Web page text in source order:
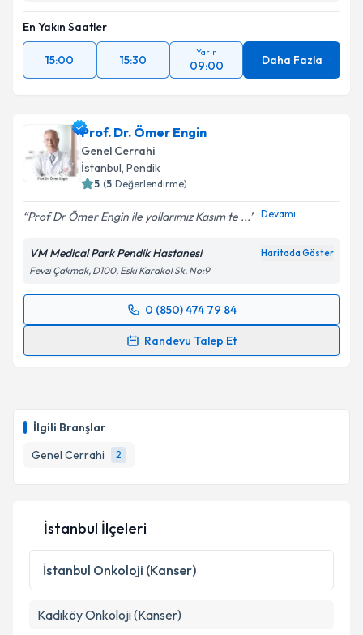
İlgili Branşlar
Genel Cerrahi
2
En Yakın Saatler
15:00 15:30
Yarın
09:00 Daha Fazla
Prof. Dr. Ömer Engin
Genel Cerrahi
İstanbul, Pendik
5 (5 Değerlendirme)
Prof Dr Ömer Engin ile yollarımız Kasım te ... Devamı
VM Medical Park Pendik Hastanesi Haritada Göster
Fevzi Çakmak, D100, Eski Karakol Sk. No:9
0 (850) 474 79 84
Randevu Talep Et
Randevu Takvimi Talebi
E-posta Adresiniz
Kişisel verilerimin işlenmesine ilişkin
Metni'ni okudum ve kişisel verilerimin belirtilen
kapsamda işlenmesini kabul ediyorum.
İstanbul İlçeleri
İstanbul Onkoloji (Kanser)
KadıköyOnkoloji (Kanser)